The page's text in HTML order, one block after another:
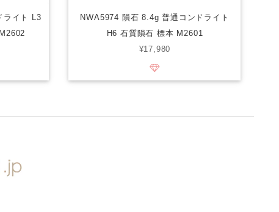
ライト L3
NWA5974 隕石 8.4g 普通コンドライト
H6 石質隕石 標本 M2601
¥17,980